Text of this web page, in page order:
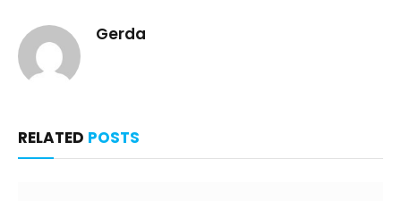
Gerda
RELATED POSTS